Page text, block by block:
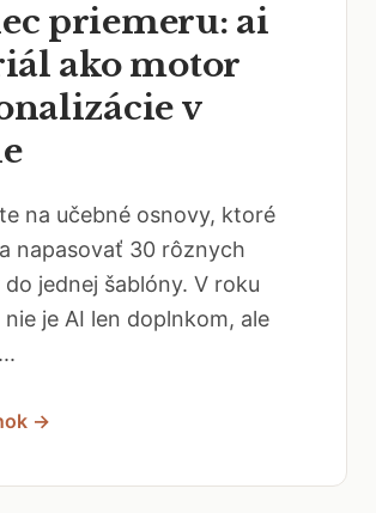
priemeru: ai
ako motor
v
na učebné osnovy, ktoré
napasovať 30 rôznych
jednej šablóny. V roku
je AI len doplnkom, ale
→